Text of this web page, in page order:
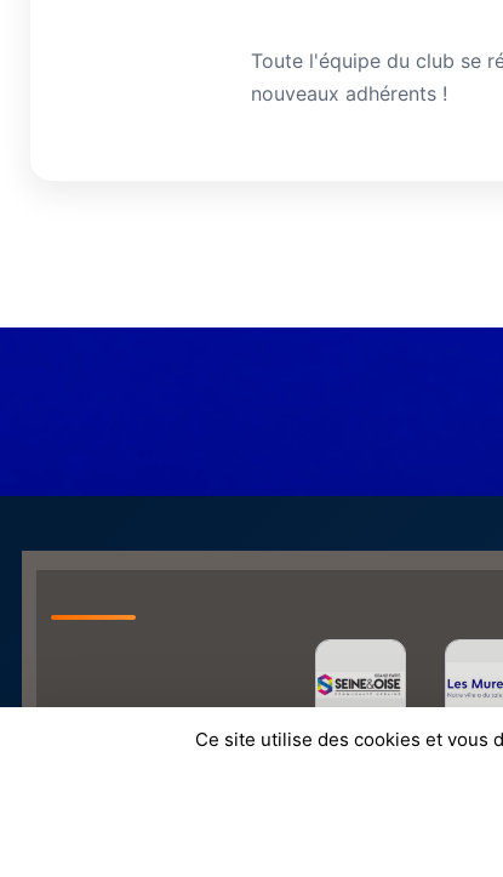
Toute l'équipe du club se
nouveaux adhérents !
Ce site utilise des cookies et vous